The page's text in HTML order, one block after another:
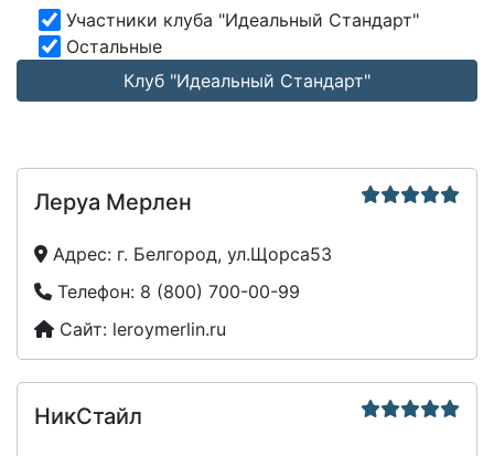
Участники клуба "Идеальный Стандарт"
Остальные
Клуб "Идеальный Стандарт"
Леруа Мерлен
Адрес: г. Белгород, ул.Щорса53
Телефон: 8 (800) 700-00-99
Сайт: leroymerlin.ru
НикСтайл